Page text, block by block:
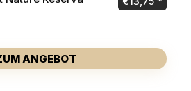
ANGEBOT